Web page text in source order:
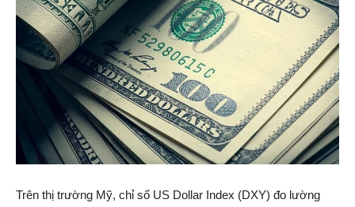
Trên thị trường Mỹ, chỉ số US Dollar Index (DXY) đo lường